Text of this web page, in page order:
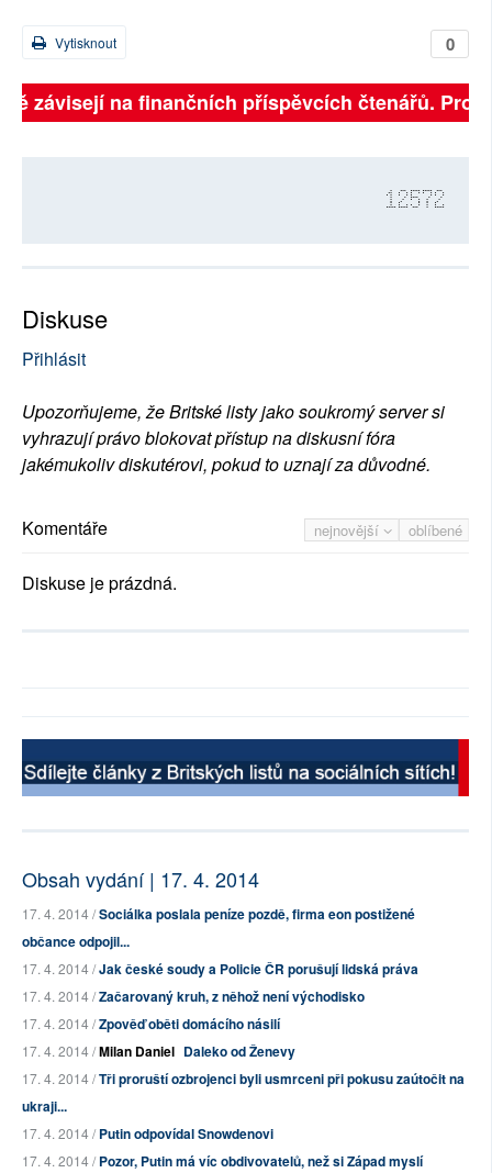
0
Vytisknout
závisejí na finančních příspěvcích čtenářů.
12572
Diskuse
Přihlásit
Upozorňujeme, že Britské listy jako soukromý server si
vyhrazují právo blokovat přístup na diskusní fóra
jakémukoliv diskutérovi, pokud to uznají za důvodné.
nejnovější oblíbené
Komentáře
Diskuse je prázdná.
Obsah vydání | 17. 4. 2014
17. 4. 2014 /Sociálka poslala peníze pozdě, firma eon postižené
občance odpojil...
17. 4. 2014 /Jak české soudy a Policie ČR porušují lidská práva
17. 4. 2014 /Začarovaný kruh, z něhož není východisko
17. 4. 2014 /Zpověď oběti domácího násilí
17. 4. 2014 /Milan Daniel Daleko od Ženevy
17. 4. 2014 /Tři proruští ozbrojenci byli usmrceni při pokusu zaútočit na
ukraji...
17. 4. 2014 /Putin odpovídal Snowdenovi
17. 4. 2014 /Pozor, Putin má víc obdivovatelů, než si Západ myslí